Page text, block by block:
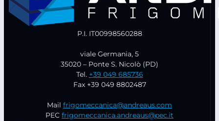
P.I. IT00998560288
viale Germania, 5
35020 – Ponte S. Nicolò (PD)
Tel. +39 049 685736
Fax +39 049 8802487
Mail frigomeccanica@andreaus.com
PEC frigomeccanica.andreaus@pec.it